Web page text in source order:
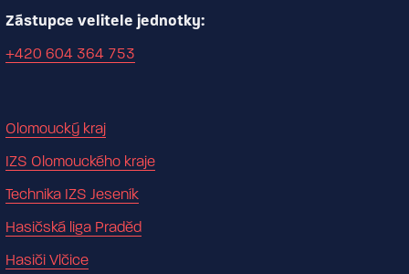
Zástupce velitele jednotky:
+420 604 364 753
Olomoucký kraj
IZS Olomouckého kraje
Technika IZS Jeseník
Hasičská liga Praděd
Hasiči Vlčice